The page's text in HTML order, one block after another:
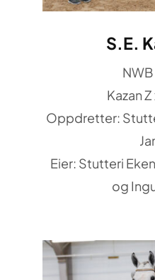
S.E.
Kazan
Oppdretter:
Eier: Stutteri
og